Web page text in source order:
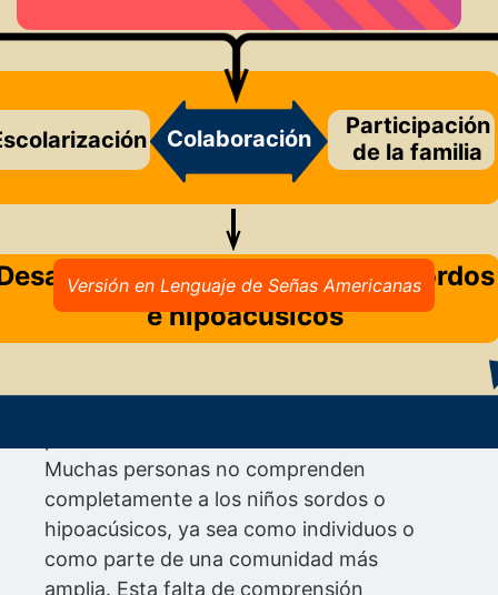
Colaboración
Participación
de la familia
y potencial de niños sordos
e hipoacúsicos
Comprensión social
Versión en Lenguaje de Señas Americanas
En la parte superior del modelo está la
Muchas personas no comprenden
completamente a los niños sordos o
hipoacúsicos, ya sea como individuos o
como parte de una comunidad más
amplia. Esta falta de comprensión